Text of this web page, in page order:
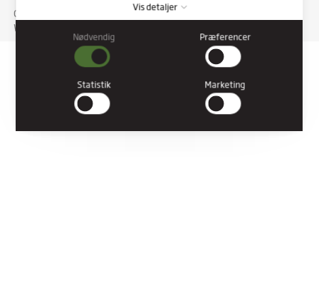
Vis detaljer
Nødvendig
Nødvendige cookies hjælper med at gøre en hjemmeside
brugbar ved at aktivere grundlæggende funktioner såsom
side-navigation og adgang til sikre områder af hjemmesiden.
Hjemmesiden kan ikke fungere ordentligt uden disse cookies.
Nødvendig Præferencer
Statistik Marketing
Copyright © 2026 Rybners. All rights reserved.
Website: Co3